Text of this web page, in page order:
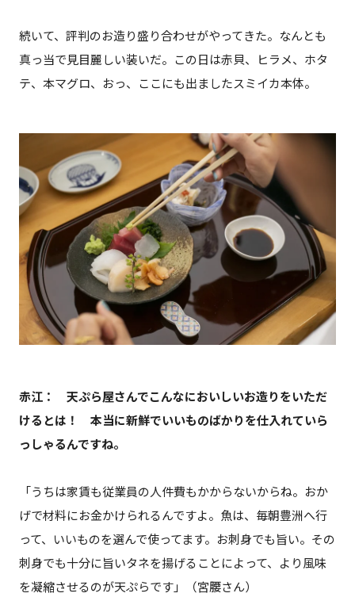
続いて、評判のお造り盛り合わせがやってきた。なんとも
真っ当で見目麗しい装いだ。この日は赤貝、ヒラメ、ホタ
テ、本マグロ、おっ、ここにも出ましたスミイカ本体。
赤江： 天ぷら屋さんでこんなにおいしいお造りをいただ
けるとは！ 本当に新鮮でいいものばかりを仕入れていら
っしゃるんですね。
「うちは家賃も従業員の人件費もかからないからね。おか
げで材料にお金かけられるんですよ。魚は、毎朝豊洲へ行
って、いいものを選んで使ってます。お刺身でも旨い。その
刺身でも十分に旨いタネを揚げることによって、より風味
を凝縮させるのが天ぷらです」（宮腰さん）